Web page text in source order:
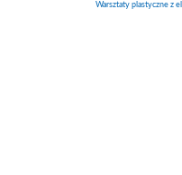
Warsztaty plastyczne z